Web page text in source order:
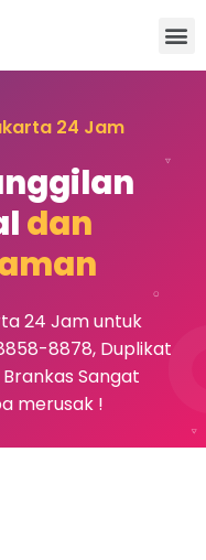
24 Jam
dan
24 Jam untuk
8878, Duplikat
Sangat
merusak !